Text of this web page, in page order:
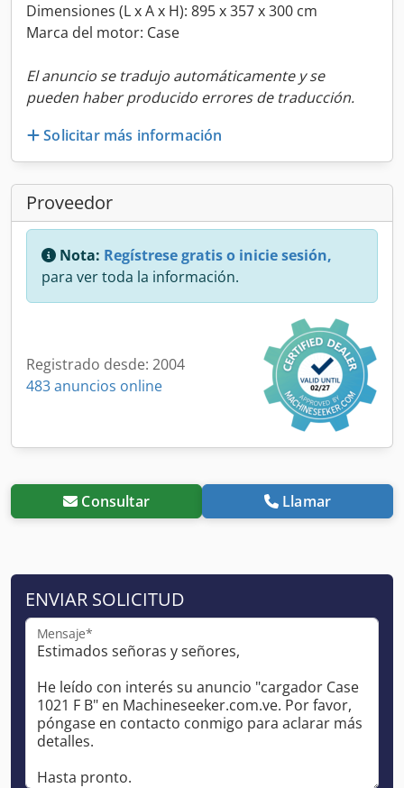
Dimensiones (L x A x H): 895 x 357 x 300 cm
Marca del motor: Case
El anuncio se tradujo automáticamente y se
pueden haber producido errores de traducción.
Solicitar más información
Proveedor
Nota: Regístrese gratis o inicie sesión,
para ver toda la información.
Registrado desde: 2004
483 anuncios online
Consultar Llamar
ENVIAR SOLICITUD
Mensaje*